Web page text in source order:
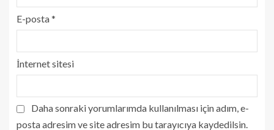
E-posta*
İnternet sitesi
Daha sonraki yorumlarımda kullanılması için adım, e-
posta adresim ve site adresim bu tarayıcıya kaydedilsin.